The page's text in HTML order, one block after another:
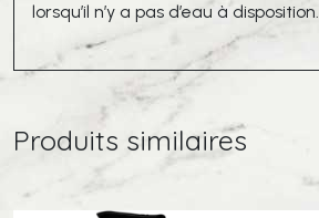
lorsqu’il n’y a pas d’eau à disposition.
Produits similaires